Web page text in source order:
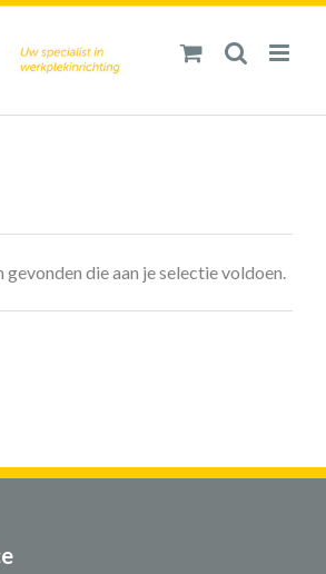
die aan je selectie voldoen.